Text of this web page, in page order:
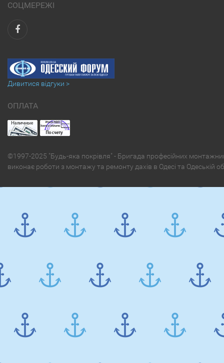
СОЦМЕРЕЖІ
Дивитися відгуки >
ОПЛАТА
©1997-2025 "Будь-яка покрівля" - Бригада професійних
виконає роботи з монтажу та ремонту дахів в Одесі та Одеській